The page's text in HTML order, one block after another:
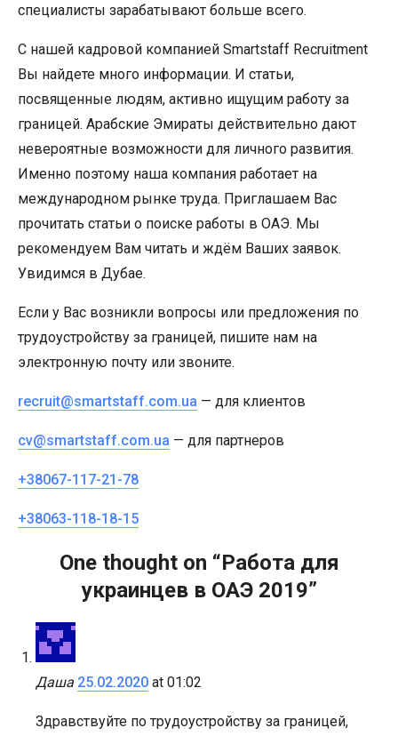
специалисты зарабатывают больше всего.
С нашей кадровой компанией Smartstaff Recruitment
Вы найдете много информации. И статьи,
посвященные людям, активно ищущим работу за
границей. Арабские Эмираты действительно дают
невероятные возможности для личного развития.
Именно поэтому наша компания работает на
международном рынке труда. Приглашаем Вас
прочитать статьи о поиске работы в ОАЭ. Мы
рекомендуем Вам читать и ждём Ваших заявок.
Увидимся в Дубае.
Если у Вас возникли вопросы или предложения по
трудоустройству за границей, пишите нам на
электронную почту или звоните.
recruit@smartstaff.com.ua — для клиентов
cv@smartstaff.com.ua — для партнеров
+38067-117-21-78
+38063-118-18-15
One thought on “Работа для
украинцев в ОАЭ 2019”
Даша 25.02.2020 at 01:02
Здравствуйте по трудоустройству за границей,